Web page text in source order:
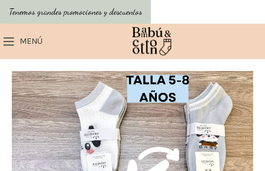
MENÚ
Tenemos grandes promociones y descuentos